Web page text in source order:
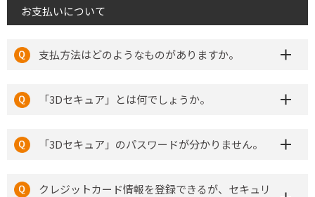
お支払いについて
支払方法はどのようなものがありますか。
「3Dセキュア」とは何でしょうか。
「3Dセキュア」のパスワードが分かりません。
クレジットカード情報を登録できるが、セキュリ